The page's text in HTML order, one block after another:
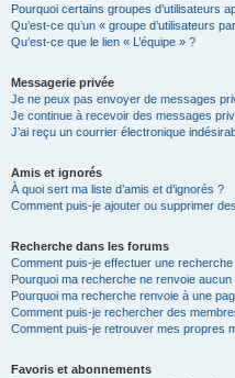
Pourquoi certains groupes d’utilisateurs
Qu’est-ce qu’un « groupe d’utilisateurs
Qu’est-ce que le lien « L’équipe » ?
Messagerie privée
Je ne peux pas envoyer de messages
Je continue à recevoir des messages
J’ai reçu un courrier électronique
Amis et ignorés
À quoi sert ma liste d’amis et d’ignorés ?
Comment puis-je ajouter ou supprimer
Recherche dans les forums
Comment puis-je effectuer une
Pourquoi ma recherche ne renvoie aucun
Pourquoi ma recherche renvoie à une
Comment puis-je rechercher des
Comment puis-je retrouver mes propres
Favoris et abonnements